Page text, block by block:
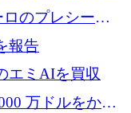
ロのプレシード
シートをター
報告
エミAIを買収
万ドルをかけ